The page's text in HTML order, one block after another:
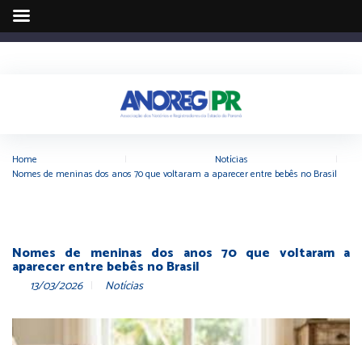
Home Notícias
Nomes de meninas dos anos 70 que voltaram a aparecer entre bebês no Brasil
Nomes de meninas dos anos 70 que voltaram a
aparecer entre bebês no Brasil
13/03/2026 Notícias